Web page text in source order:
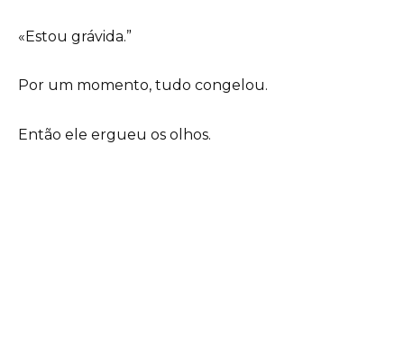
«Estou grávida.”
Por um momento, tudo congelou.
Então ele ergueu os olhos.